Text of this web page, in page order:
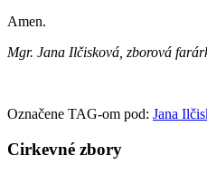
Amen.
Mgr. Jana Ilčisková, zborová
Označene TAG-om pod: Jana
Cirkevné zbory